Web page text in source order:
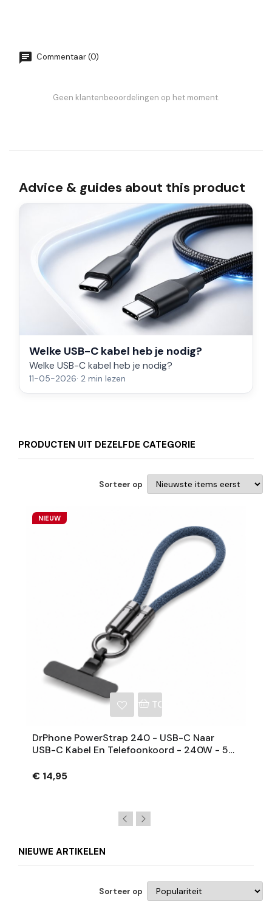
Commentaar (0)
Geen klantenbeoordelingen op het moment.
Advice & guides about this product
Welke USB-C kabel heb je nodig?
Welke USB-C kabel heb je nodig?
11-05-2026· 2 min lezen
PRODUCTEN UIT DEZELFDE CATEGORIE
Sorteer op
NIEUW
TOEVOEGEN AAN
DrPhone PowerStrap 240 - USB-C Naar
USB-C Kabel En Telefoonkoord - 240W - 5A
€ 14,95
NIEUWE ARTIKELEN
Sorteer op